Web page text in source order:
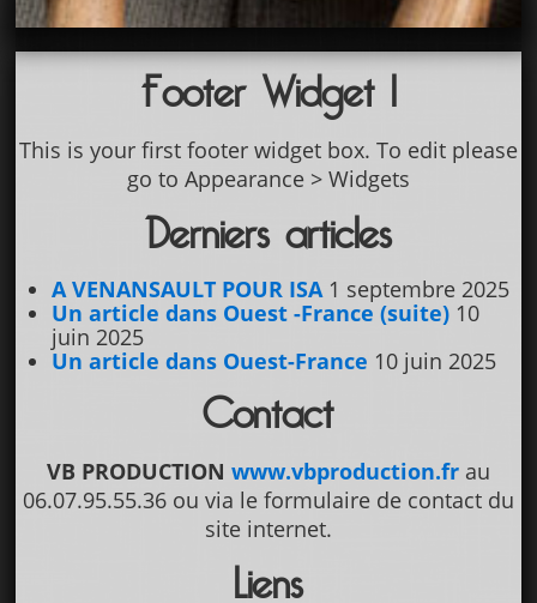
Footer Widget 1
This is your first footer widget box. To edit please
go to Appearance > Widgets
Derniers articles
A VENANSAULT POUR ISA 1 septembre 2025
Un article dans Ouest -France (suite) 10
juin 2025
Un article dans Ouest-France 10 juin 2025
Contact
VB PRODUCTION www.vbproduction.frau
06.07.95.55.36 ou via le formulaire de contact du
site internet.
Liens